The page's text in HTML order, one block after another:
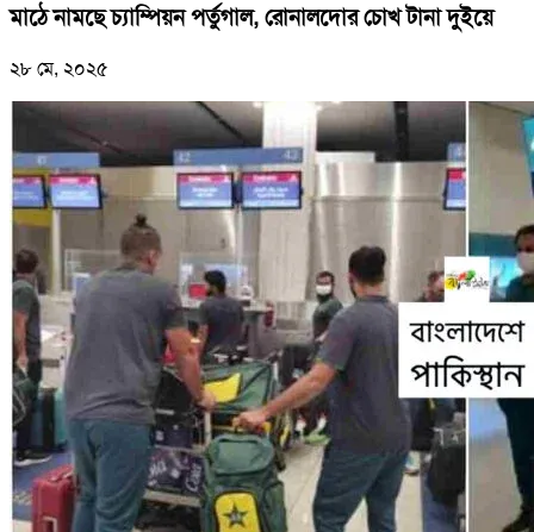
মাঠে নামছে চ্যাম্পিয়ন পর্তুগাল, রোনালদোর চোখ টানা দুইয়ে
২৮ মে, ২০২৫